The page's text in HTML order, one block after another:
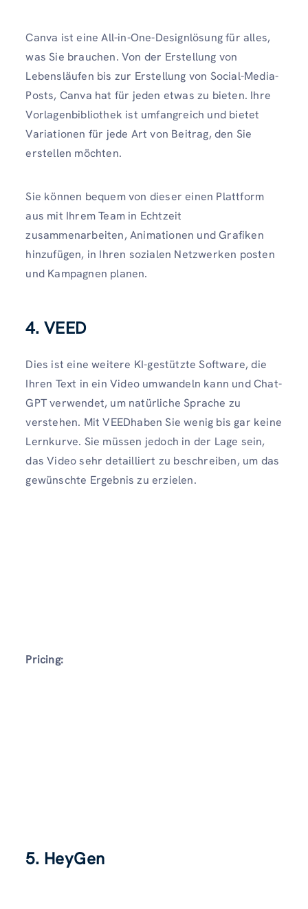
Canva ist eine All-in-One-Designlösung für alles,
was Sie brauchen. Von der Erstellung von
Lebensläufen bis zur Erstellung von Social-Media-
Posts, Canva hat für jeden etwas zu bieten. Ihre
Vorlagenbibliothek ist umfangreich und bietet
Variationen für jede Art von Beitrag, den Sie
erstellen möchten.
Sie können bequem von dieser einen Plattform
aus mit Ihrem Team in Echtzeit
zusammenarbeiten, Animationen und Grafiken
hinzufügen, in Ihren sozialen Netzwerken posten
und Kampagnen planen.
4. VEED
Dies ist eine weitere KI-gestützte Software, die
Ihren Text in ein Video umwandeln kann und Chat-
GPT verwendet, um natürliche Sprache zu
verstehen. Mit VEEDhaben Sie wenig bis gar keine
Lernkurve. Sie müssen jedoch in der Lage sein,
das Video sehr detailliert zu beschreiben, um das
gewünschte Ergebnis zu erzielen.
Pricing:
5. HeyGen